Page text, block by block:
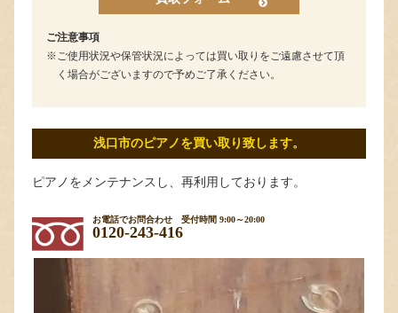
ご注意事項
ご使用状況や保管状況によっては買い取りをご遠慮させて頂
く場合がございますので予めご了承ください。
浅口市のピアノを買い取り致します。
ピアノをメンテナンスし、再利用しております。
お電話でお問合わせ 受付時間 9:00～20:00
0120-243-416